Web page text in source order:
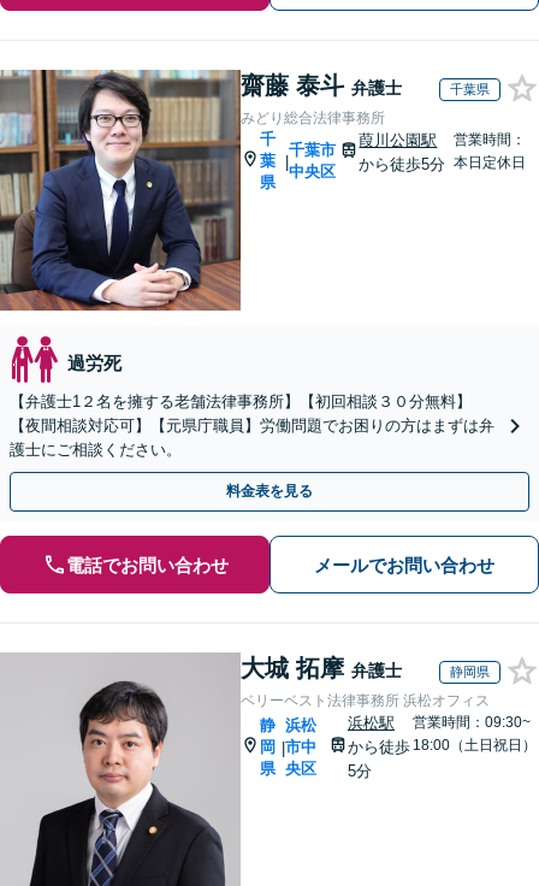
齋藤 泰斗 弁護士 千葉県
みどり総合法律事務所
千
葉
県
|
千葉市
中央区
葭川公園駅
から徒歩5分
営業時間：
本日定休日
過労死
【弁護士1２名を擁する老舗法律事務所】【初回相談３０分無料】
【夜間相談対応可】【元県庁職員】労働問題でお困りの方はまずは弁
護士にご相談ください。
料金表を見る
電話でお問い合わせ メールでお問い合わせ
大城 拓摩 弁護士 静岡県
ベリーベスト法律事務所 浜松オフィス
静
岡
県
|
浜松
市中
央区
浜松駅
から徒歩
5分
営業時間：09:30~
18:00（土日祝日）